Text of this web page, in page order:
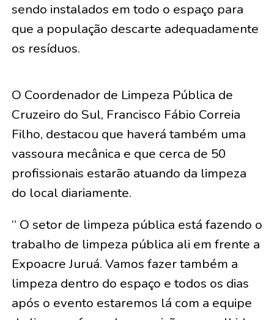
sendo instalados em todo o espaço para
que a população descarte adequadamente
os resíduos.
O Coordenador de Limpeza Pública de
Cruzeiro do Sul, Francisco Fábio Correia
Filho, destacou que haverá também uma
vassoura mecânica e que cerca de 50
profissionais estarão atuando da limpeza
do local diariamente.
“ O setor de limpeza pública está fazendo o
trabalho de limpeza pública ali em frente a
Expoacre Juruá. Vamos fazer também a
limpeza dentro do espaço e todos os dias
após o evento estaremos lá com a equipe